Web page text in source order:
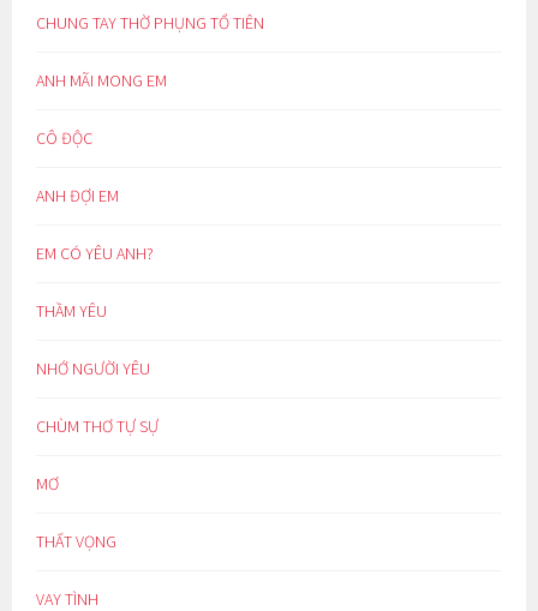
CHUNG TAY THỜ PHỤNG TỔ TIÊN
ANH MÃI MONG EM
CÔ ĐỘC
ANH ĐỢI EM
EM CÓ YÊU ANH?
THẦM YÊU
NHỚ NGƯỜI YÊU
CHÙM THƠ TỰ SỰ
MƠ
THẤT VỌNG
VAY TÌNH